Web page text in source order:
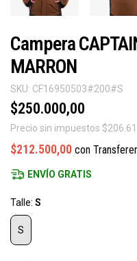
Campera
MARRON
SKU: CF16950503#200#S
$250.000,00
Precio sin impuestos
$212.500,00 con
ENVÍO GRATIS
Talle: S
S